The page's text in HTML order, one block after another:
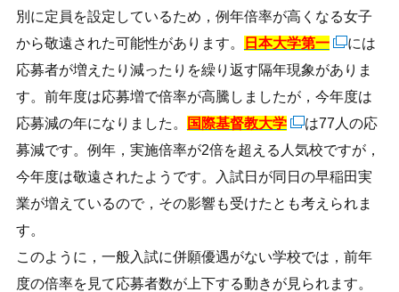
別に定員を設定しているため，例年倍率が高くなる女子
から敬遠された可能性があります。
日本大学第一
には
応募者が増えたり減ったりを繰り返す隔年現象がありま
す。前年度は応募増で倍率が高騰しましたが，今年度は
応募減の年になりました。
国際基督教大学
は77人の応
募減です。例年，実施倍率が2倍を超える人気校ですが，
今年度は敬遠されたようです。入試日が同日の早稲田実
業が増えているので，その影響も受けたとも考えられま
す。
このように，一般入試に併願優遇がない学校では，前年
度の倍率を見て応募者数が上下する動きが見られます。